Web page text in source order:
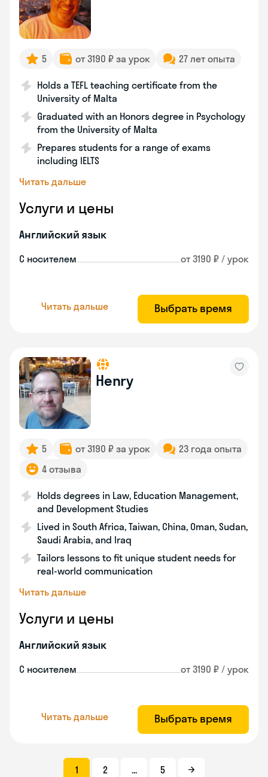
5 от 3190 ₽ за урок 27 лет опыта
Holds a TEFL teaching certificate from the
University of Malta
Graduated with an Honors degree in Psychology
from the University of Malta
Prepares students for a range of exams
including IELTS
Читать дальше
Услуги и цены
Английский язык
С носителем от 3190 ₽ / урок
Читать дальше Выбрать время
Henry
5 от 3190 ₽ за урок
23 года опыта
4 отзыва
Holds degrees in Law, Education Management,
and Development Studies
Lived in South Africa, Taiwan, China, Oman, Sudan,
Saudi Arabia, and Iraq
Tailors lessons to fit unique student needs for
real-world communication
Читать дальше
Услуги и цены
Английский язык
С носителем от 3190 ₽ / урок
Читать дальше Выбрать время
1 2 ... 5